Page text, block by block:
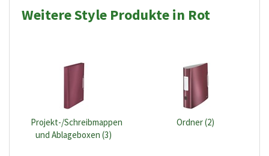
Weitere Style Produkte in Rot
Projekt-/Schreibmappen
und Ablageboxen (3)
Ordner (2)